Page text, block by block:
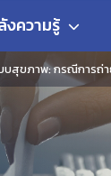
งความรู้
บสุขภาพ: กรณีกา